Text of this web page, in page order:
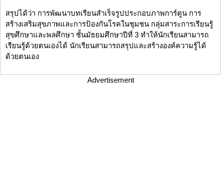
สรุปได้ว่า การพัฒนาบทเรียนสำเร็จรูปประกอบภาพการ์ตูน การ
สร้างเสริมสุขภาพและการป้องกันโรคในชุมชน กลุ่มสาระการเรียนรู้
สุขศึกษาและพลศึกษา ชั้นมัธยมศึกษาปีที่ 3 ทำให้นักเรียนสามารถ
เรียนรู้ด้วยตนเองได้ นักเรียนสามารถสรุปและสร้างองค์ความรู้ได้
ด้วยตนเอง
Advertisement